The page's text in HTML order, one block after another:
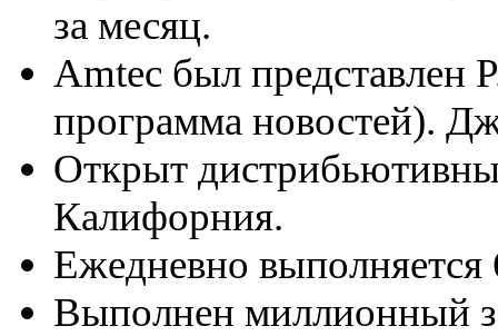
за месяц.
Amtec был представлен
программа новостей).
Открыт
Калифорния.
Ежедневно выполняется
Выполнен миллионный